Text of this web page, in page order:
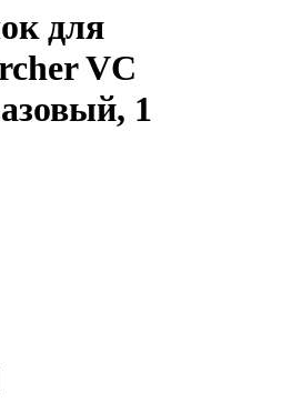
для
VC
1